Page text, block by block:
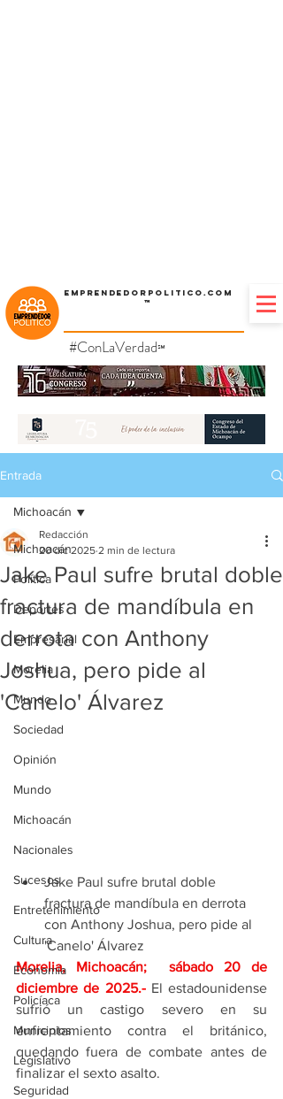
Emprendedorpolitico.com
™
#ConLaVerdad℠
Entrada
Michoacán
Política
Deportes
Empresarial
Morelia
Mundo
Sociedad
Opinión
Mundo
Michoacán
Nacionales
Sucesos
Entretenimiento
Cultura
Economía
Policíaca
Municipios
Legislativo
Seguridad
Michoacán
Jake Paul sufre brutal doble
fractura de mandíbula en
derrota con Anthony
Joshua, pero pide al
'Canelo' Álvarez
Redacción
20 dic 2025 2 min de lectura
Jake Paul sufre brutal doble
fractura de mandíbula en derrota
con Anthony Joshua, pero pide al
'Canelo' Álvarez
Morelia, Michoacán;  sábado 20 de
diciembre de 2025.- El estadounidense
sufrió un castigo severo en su
enfrentamiento contra el británico,
quedando fuera de combate antes de
finalizar el sexto asalto.